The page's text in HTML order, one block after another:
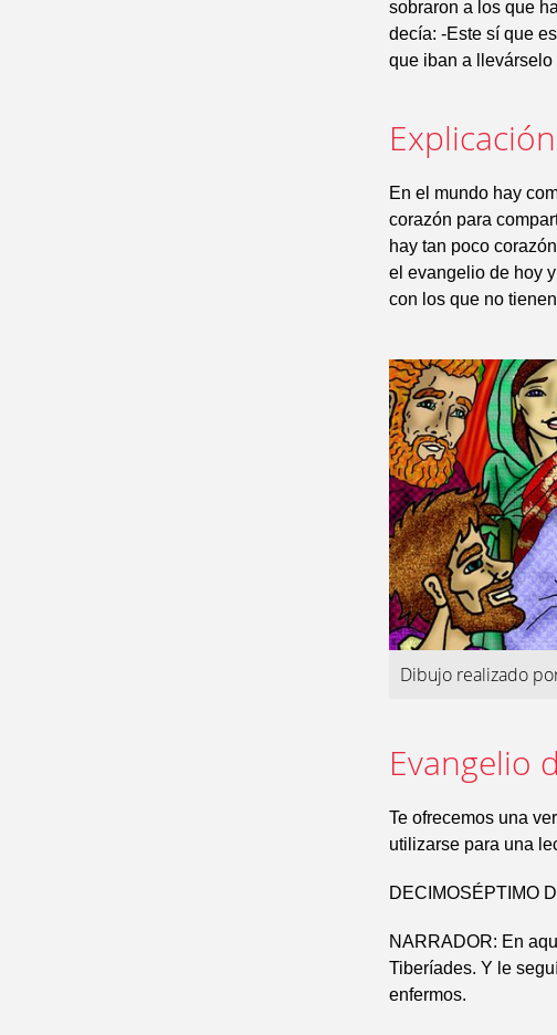
sobraron a los que
decía: -Este sí que
que iban a llevárselo
Explicación
En el mundo hay
corazón para
hay tan poco
el evangelio de hoy
con los que no
Dibujo realizado
Evangelio
Te ofrecemos una
utilizarse para una
DECIMOSÉPTIMO
NARRADOR: En
Tiberíades. Y le
enfermos.